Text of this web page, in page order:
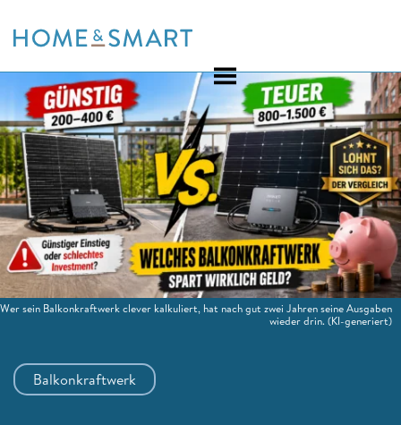
to
Balkonkraftwerk
Wer sein Balkonkraftwerk clever kalkuliert, hat nach gut zwei Jahren seine Ausgaben
wieder drin.(KI-generiert)